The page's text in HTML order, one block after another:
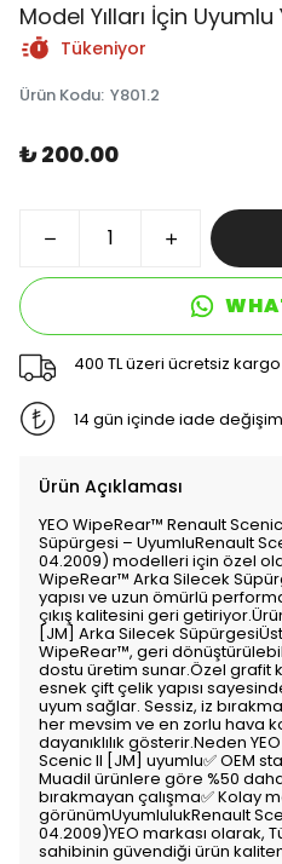
Model Yılları İçin
Tükeniyor
Ürün Kodu: Y801.2
₺ 200.00
400 TL üzeri ücretsiz kargo
14 gün içinde iade değişim
Ürün Açıklaması
YEO WipeRear™️ Renault
Süpürgesi – UyumluRenault
04.2009) modelleri için özel
WipeRear™️ Arka Silecek
yapısı ve uzun ömürlü
çıkış kalitesini geri
[JM] Arka Silecek
WipeRear™️, geri
dostu üretim sunar.Özel grafit
esnek çift çelik yapısı
uyum sağlar. Sessiz, iz
her mevsim ve en zorlu hava
dayanıklılık gösterir.Neden
Scenic II [JM] uyumlu✅ OEM
Muadil ürünlere göre %50
bırakmayan çalışma✅ Kolay
görünümUyumlulukRenault
04.2009)YEO markası olarak,
sahibinin güvendiği ürün